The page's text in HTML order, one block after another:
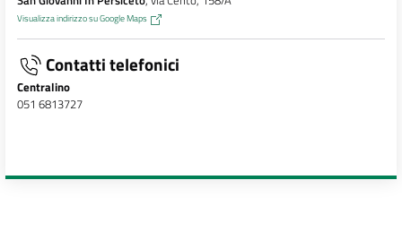
Visualizza indirizzo su Google Maps
Contatti telefonici
Centralino
051 6813727